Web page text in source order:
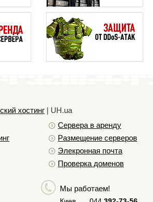
при создании сайта
наличия интернет-магазина?
максимальный размер загружаемого
сайт?
по владению доменом
конкурентного сайта
быстро или правильно
сайт без хостинга
хостинг | UH.ua
Сервера в аренду
Размещение серверов
Элекронная почта
Проверка доменов
Мы работаем!